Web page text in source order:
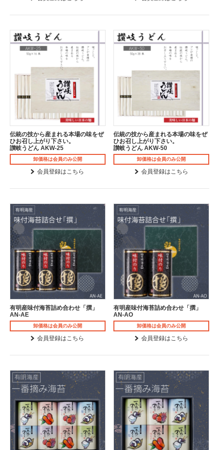
伝統の技から産まれる本場の味をぜ
ひお召し上がり下さい。
讃岐うどん AKW-25
卸価格は会員のみ公開
会員登録はこちら
伝統の技から産まれる本場の味をぜ
ひお召し上がり下さい。
讃岐うどん AKW-50
卸価格は会員のみ公開
会員登録はこちら
有明産味付海苔詰め合わせ「撰」
AN-AE
卸価格は会員のみ公開
会員登録はこちら
有明産味付海苔詰め合わせ「撰」
AN-AO
卸価格は会員のみ公開
会員登録はこちら